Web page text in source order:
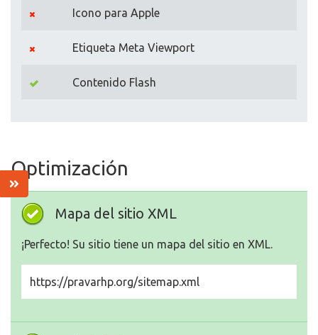
Icono para Apple
Etiqueta Meta Viewport
Contenido Flash
Optimización
Mapa del sitio XML
¡Perfecto! Su sitio tiene un mapa del sitio en XML.
https://pravarhp.org/sitemap.xml